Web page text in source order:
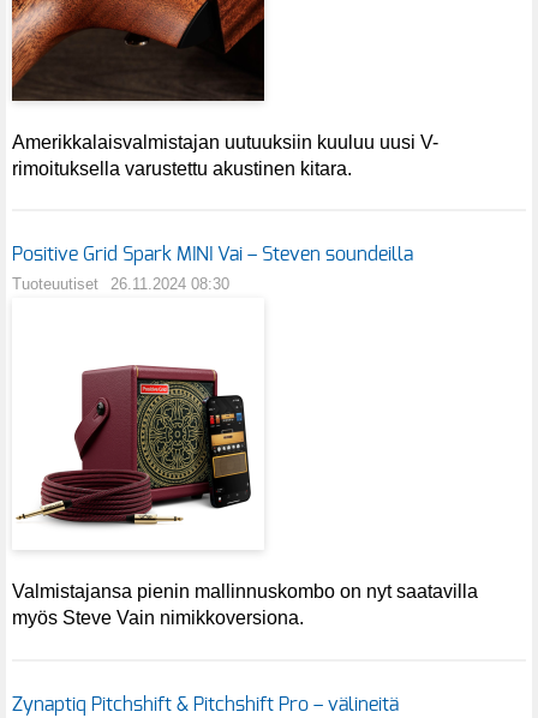
Amerikkalaisvalmistajan uutuuksiin kuuluu uusi V-
rimoituksella varustettu akustinen kitara.
Positive Grid Spark MINI Vai – Steven soundeilla
Tuoteuutiset 26.11.2024 08:30
Valmistajansa pienin mallinnuskombo on nyt saatavilla
myös Steve Vain nimikkoversiona.
Zynaptiq Pitchshift & Pitchshift Pro – välineitä